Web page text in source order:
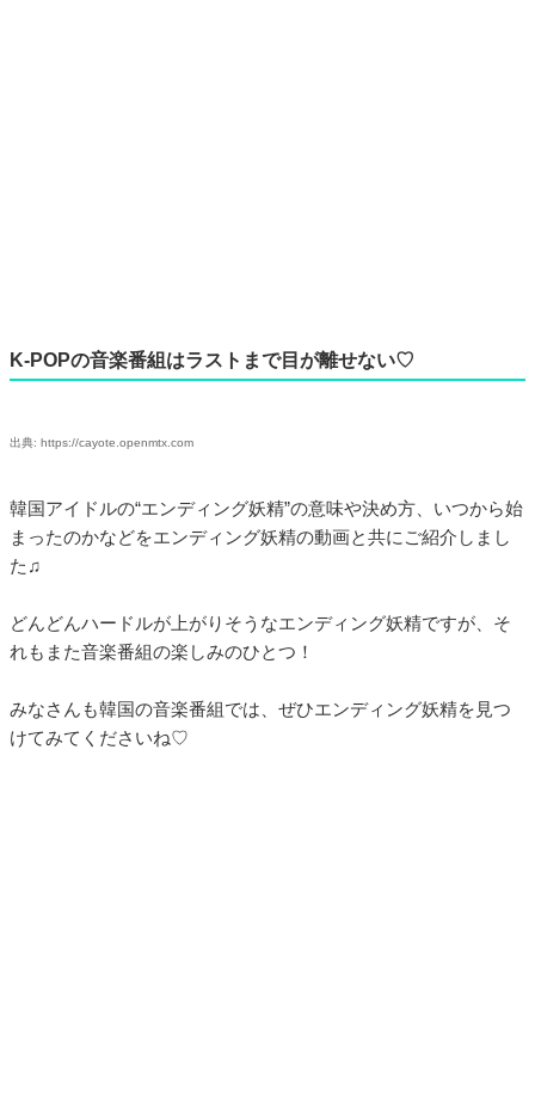
K-POPの音楽番組はラストまで目が離せない♡
出典: https://cayote.openmtx.com
韓国アイドルの“エンディング妖精”の意味や決め方、いつから始
まったのかなどをエンディング妖精の動画と共にご紹介しまし
た♫
どんどんハードルが上がりそうなエンディング妖精ですが、そ
れもまた音楽番組の楽しみのひとつ！
みなさんも韓国の音楽番組では、ぜひエンディング妖精を見つ
けてみてくださいね♡